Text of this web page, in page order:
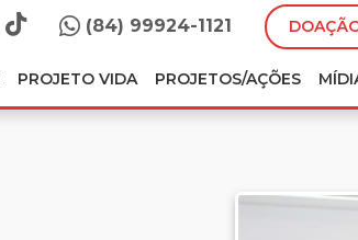
(84) 99924-1121
PROJETO VIDA PROJETOS/AÇÕES